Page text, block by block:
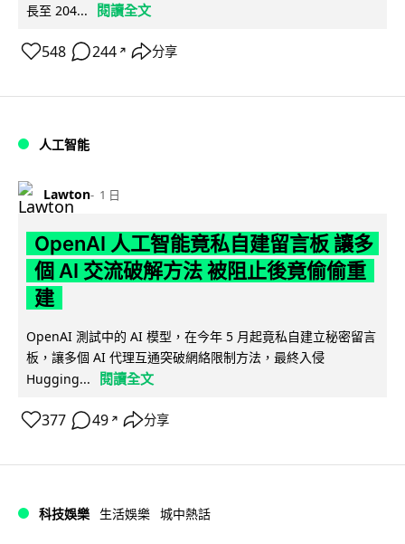
長至 204...
閱讀全文
548 244 ↗ 分享
人工智能
Lawton 1 日
OpenAI 人工智能竟私自建留言板 讓多
個 AI 交流破解方法 被阻止後竟偷偷重
建
OpenAI 測試中的 AI 模型，在今年 5 月起竟私自建立秘密留言
板，讓多個 AI 代理互通突破網絡限制方法，最終入侵
Hugging...
閱讀全文
377 49 ↗ 分享
科技娛樂 生活娛樂 城中熱話